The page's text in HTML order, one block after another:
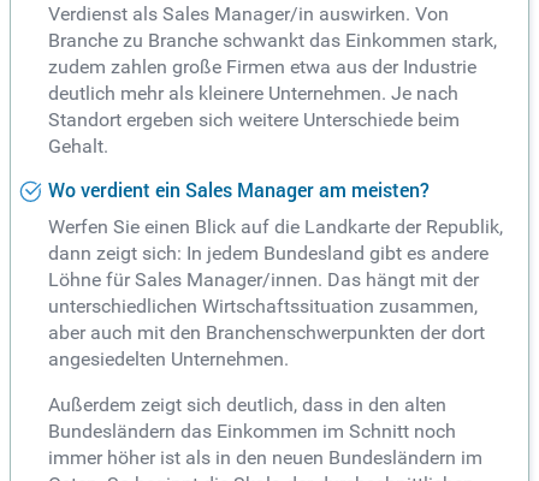
Verdienst als Sales Manager/in auswirken. Von
Branche zu Branche schwankt das Einkommen stark,
zudem zahlen große Firmen etwa aus der Industrie
deutlich mehr als kleinere Unternehmen. Je nach
Standort ergeben sich weitere Unterschiede beim
Gehalt.
Wo verdient ein Sales Manager am meisten?
Werfen Sie einen Blick auf die Landkarte der Republik,
dann zeigt sich: In jedem Bundesland gibt es andere
Löhne für Sales Manager/innen. Das hängt mit der
unterschiedlichen Wirtschaftssituation zusammen,
aber auch mit den Branchenschwerpunkten der dort
angesiedelten Unternehmen.
Außerdem zeigt sich deutlich, dass in den alten
Bundesländern das Einkommen im Schnitt noch
immer höher ist als in den neuen Bundesländern im